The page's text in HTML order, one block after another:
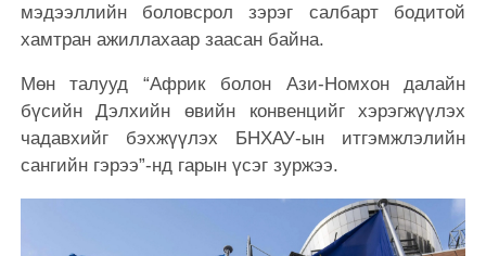
мэдээллийн боловсрол зэрэг салбарт бодитой
хамтран ажиллахаар заасан байна.
Мөн талууд “Африк болон Ази-Номхон далайн
бүсийн Дэлхийн өвийн конвенцийг хэрэгжүүлэх
чадавхийг бэхжүүлэх БНХАУ-ын итгэмжлэлийн
сангийн гэрээ”-нд гарын үсэг зуржээ.